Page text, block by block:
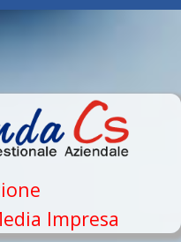
Impresa